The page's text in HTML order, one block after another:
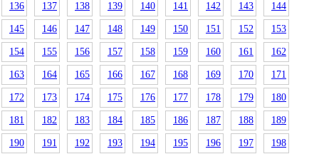
136 137 138 139 140 141 142 143 144
145 146 147 148 149 150 151 152 153
154 155 156 157 158 159 160 161 162
163 164 165 166 167 168 169 170 171
172 173 174 175 176 177 178 179 180
181 182 183 184 185 186 187 188 189
190 191 192 193 194 195 196 197 198